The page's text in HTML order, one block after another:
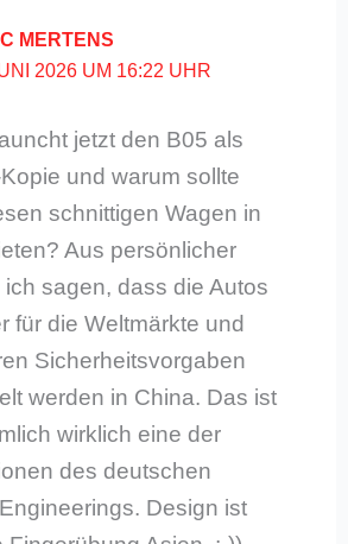
MERTENS
2026 UM 16:22 UHR
jetzt den B05 als
und warum sollte
schnittigen Wagen in
Aus persönlicher
sagen, dass die Autos
für die Weltmärkte und
Sicherheitsvorgaben
werden in China. Das ist
wirklich eine der
des deutschen
Design ist